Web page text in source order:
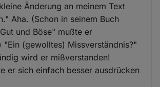
Änderung an meinem Text
Aha. (Schon in seinem Buch
und Böse" mußte er
"Ein (gewolltes) Missverständnis?"
wird er mißverstanden!
er sich einfach besser ausdrücken